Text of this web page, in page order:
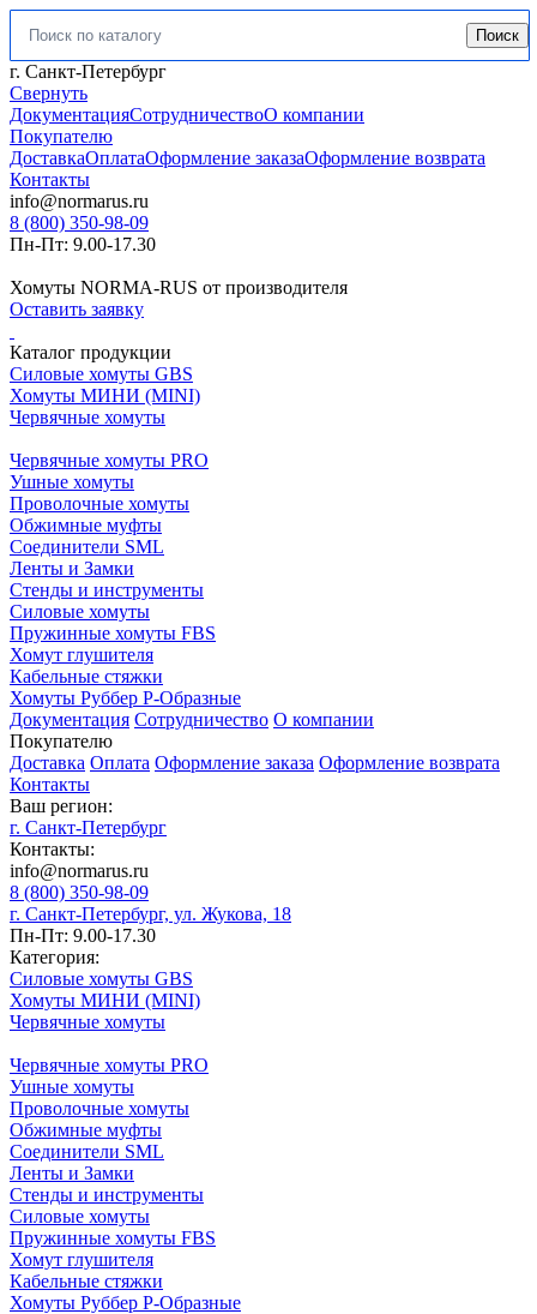
Искать: Поиск
г. Санкт-Петербург
Свернуть
ДокументацияСотрудничествоО компании
Покупателю
ДоставкаОплатаОформление заказаОформление возврата
Контакты
info@normarus.ru
8 (800) 350-98-09
Пн-Пт: 9.00-17.30
Хомуты NORMA-RUS от производителя
Оставить заявку
Каталог продукции
Силовые хомуты GBS
Хомуты МИНИ (MINI)
Червячные хомуты
Червячные хомуты PRO
Ушные хомуты
Проволочные хомуты
Обжимные муфты
Соединители SML
Ленты и Замки
Стенды и инструменты
Силовые хомуты
Пружинные хомуты FBS
Хомут глушителя
Кабельные стяжки
Хомуты Руббер Р-Образные
Документация Сотрудничество О компании
Покупателю
Доставка Оплата Оформление заказа Оформление возврата
Контакты
Ваш регион:
г. Санкт-Петербург
Контакты:
info@normarus.ru
8 (800) 350-98-09
г. Санкт-Петербург, ул. Жукова, 18
Пн-Пт: 9.00-17.30
Категория:
Силовые хомуты GBS
Хомуты МИНИ (MINI)
Червячные хомуты
Червячные хомуты PRO
Ушные хомуты
Проволочные хомуты
Обжимные муфты
Соединители SML
Ленты и Замки
Стенды и инструменты
Силовые хомуты
Пружинные хомуты FBS
Хомут глушителя
Кабельные стяжки
Хомуты Руббер Р-Образные